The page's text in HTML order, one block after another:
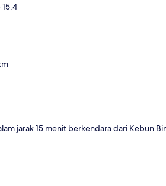
15.4
jarak 15 menit berkendara dari Kebun